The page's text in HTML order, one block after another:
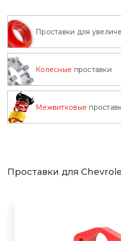
Проставки для
Колесные проставки
Межвитковые
Проставки для